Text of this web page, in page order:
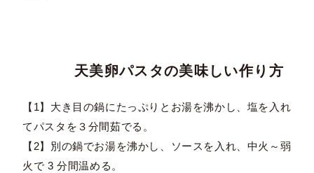
天美卵パスタの美味しい作り方
【1】大き目の鍋にたっぷりとお湯を沸かし、塩を入れ
てパスタを３分間茹でる。
【2】別の鍋でお湯を沸かし、ソースを入れ、中火～弱
火で 3 分間温める。